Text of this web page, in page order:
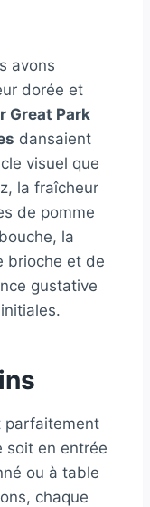
avons
dorée et
Great Park
dansaient
visuel que
la fraîcheur
de pomme
la
brioche et de
gustative
parfaitement
soit en entrée
ou à table
chaque